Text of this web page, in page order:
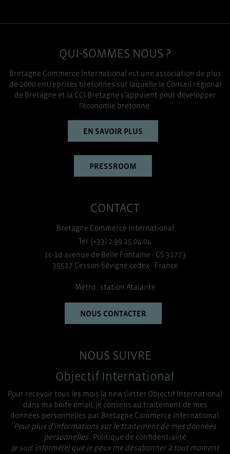
QUI-SOMMES NOUS ?
Bretagne Commerce International est une association de plus
de 1000 entreprises bretonnes sur laquelle le Conseil régional
de Bretagne et la CCI Bretagne s’appuient pour développer
l’économie bretonne.
EN SAVOIR PLUS
PRESSROOM
CONTACT
Bretagne Commerce International
Tél. (+33) 2 99 25 04 04
1c-1d avenue de Belle Fontaine - CS 31773
35517 Cesson-Sévigné cedex - France
Métro : station Atalante
NOUS CONTACTER
NOUS SUIVRE
Objectif International
Pour recevoir tous les mois la newsletter Objectif International
dans ma boite email, je consens au traitement de mes
données personnelles par Bretagne Commerce International.
Pour plus d’informations sur le traitement de mes données
personnelles :Politique de confidentialité
Je suis informé(e) que je peux me désabonner à tout moment